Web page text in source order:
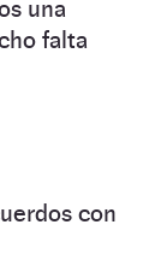
una
falta
con